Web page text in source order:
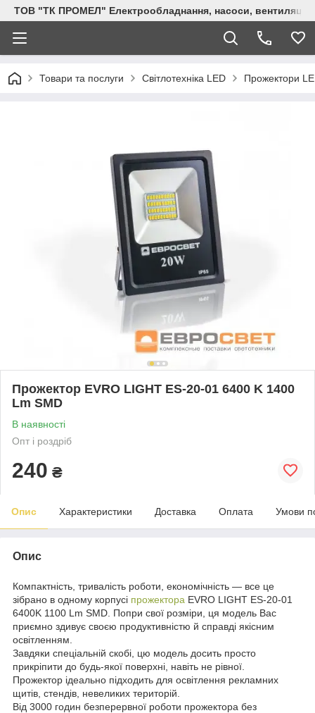
ТОВ "ТК ПРОМЕЛ" Електрообладнання, насоси, вентиляція,
Товари та послуги Світлотехніка LED Прожектори
Прожектор EVRO LIGHT ES-20-01 6400 K 1400
Lm SMD
В наявності
Опт і роздріб
240 ₴
Опис Характеристики Доставка Оплата Умови
Опис
Компактність, тривалість роботи, економічність — все це
зібрано в одному корпусі прожектора EVRO LIGHT ES-20-01
6400K 1100 Lm SMD. Попри свої розміри, ця модель Вас
приємно здивує своєю продуктивністю й справді якісним
освітленням.
Завдяки спеціальній скобі, цю модель досить просто
прикріпити до будь-якої поверхні, навіть не рівної.
Прожектор ідеально підходить для освітлення рекламних
щитів, стендів, невеликих територій.
Від 3000 годин безперервної роботи прожектора без